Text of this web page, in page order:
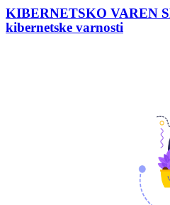
KIBERNETSKO VAREN
kibernetske varnosti